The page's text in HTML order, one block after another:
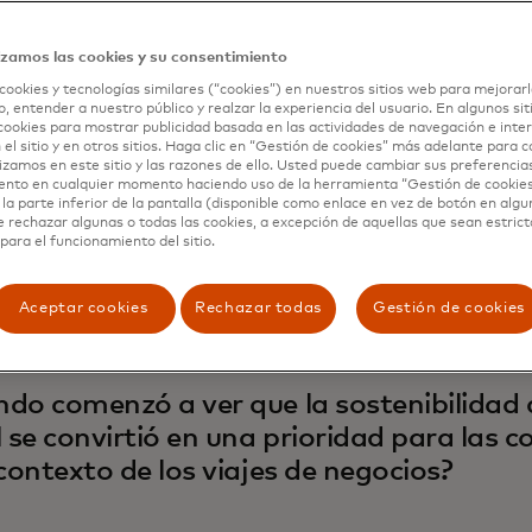
aquel momento, las compañías no podían responder a
como quién gastó qué, con quién, y mucho menos por
es que, en el sector de los viajes, los datos están
Hay datos de las compañías de gestión de viajes y
de gastos y de las tarjetas. En ocasiones, los viajeros
con un hotel, una aerolínea o un sitio web de
—incluso “¿Cuánto gastamos?”— resultaban difíciles
comenzaron a obtener datos, necesitaron las
a emplearlos.
comenzó a ver que la
se convirtió en una prioridad para las
de los viajes de negocios?
las cookies y su consentimiento
y tecnologías similares (“cookies”) en nuestros sitios web para
entender a nuestro público y realzar la experiencia del usuario. En algunos
para mostrar publicidad basada en las actividades de navegación e
el sitio y en otros sitios. Haga clic en “Gestión de cookies” más adelante para
en este sitio y las razones de ello. Usted puede cambiar sus
en cualquier momento haciendo uso de la herramienta “Gestión de
la parte inferior de la pantalla (disponible como enlace en vez de botón en
rechazar algunas o todas las cookies, a excepción de aquellas que sean
el funcionamiento del sitio.
Aceptar cookies Rechazar todas Gestión de cookies